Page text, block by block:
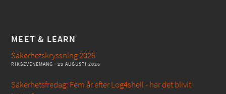
MEET & LEARN
Säkerhetskryssning 2026
RIKSEVENEMANG · 23 AUGUSTI 2026
Säkerhetsfredag: Fem år efter Log4shell - har det blivit